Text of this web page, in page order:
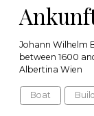
Johann Wilhelm
between 1600
Albertina Wien
Boat